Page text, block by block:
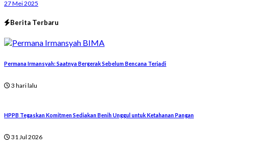
27 Mei 2025
Berita Terbaru
Permana Irmansyah: Saatnya Bergerak Sebelum Bencana Terjadi
3 hari lalu
HPPB Tegaskan Komitmen Sediakan Benih Unggul untuk Ketahanan Pangan
31 Jul 2026